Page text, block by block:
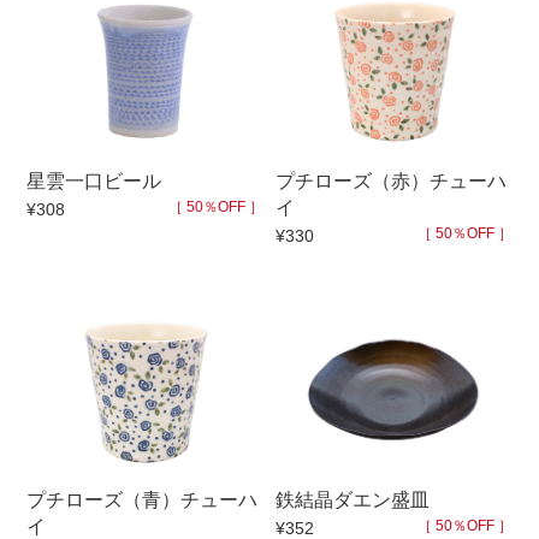
50％OFF～ 60％OFF
アイテム
カレー皿・パスタ皿 ランチプレート・仕切皿
蓋物
盛鉢 ご飯茶碗
小丼 ラーメン鉢・中華食器
ポット
マグカップ 蓋付マグ
星雲一口ビール
¥308 ［ 50％OFF ］
プチローズ（赤）チューハ
イ
¥330 ［ 50％OFF ］
プチローズ（青）チューハ
イ
鉄結晶ダエン盛皿
¥352 ［ 50％OFF ］